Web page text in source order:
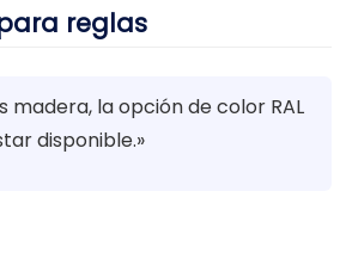
reglas
madera, la opción de color RAL
disponible.»